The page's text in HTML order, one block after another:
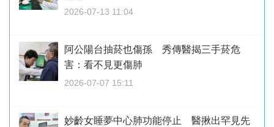
2026-07-13 11:04
阿公陽台抽菸也傷孫 秀傳醫揭三手菸危
害：看不見更傷肺
2026-07-07 15:11
妙齡女睡夢中心肺功能停止 醫揪出罕見先